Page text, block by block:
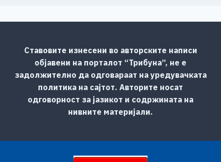
Ставовите изнесени во авторските написи
објавени на порталот “Трибуна”, не е
задолжително да одговараат на уредувачката
политика на сајтот. Авторите носат
одговорност за јазикот и содржината на
нивните материјали.